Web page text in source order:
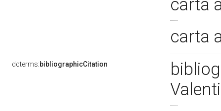
carta
carta
dcterms:bibliographicCitation